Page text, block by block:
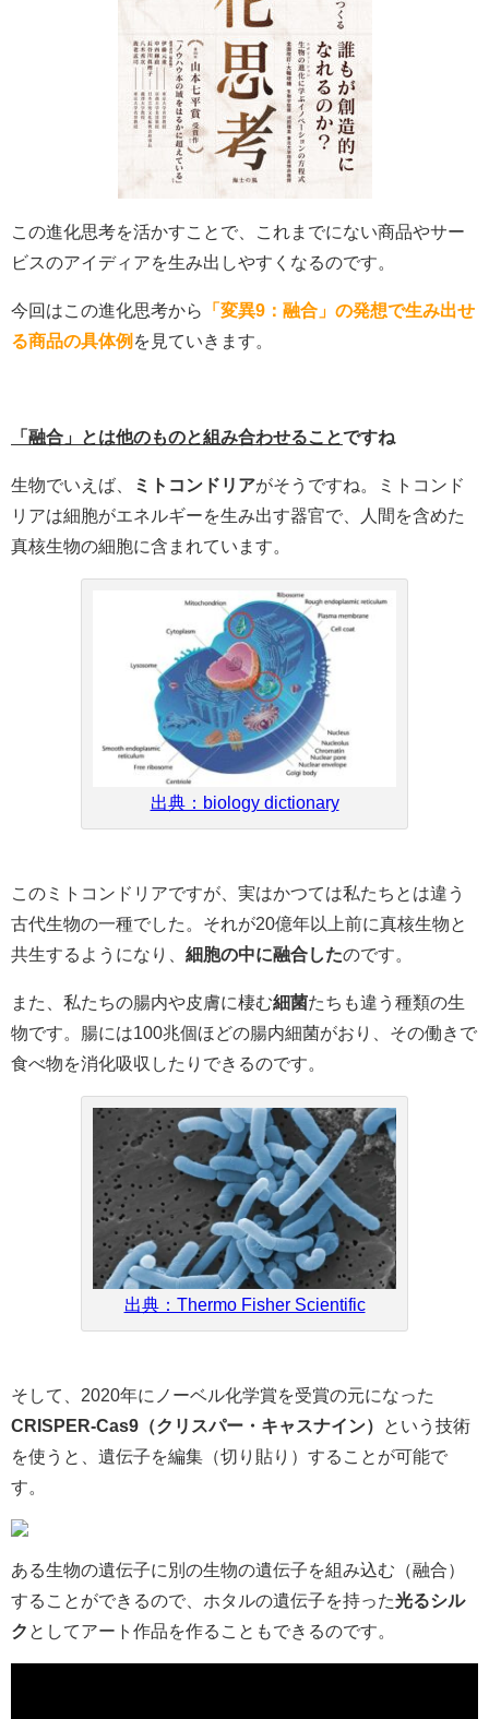
この進化思考を活かすことで、これまでにない商品やサー
ビスのアイディアを生み出しやすくなるのです。
今回はこの進化思考から
「変異9：融合」の発想で生み出せ
る商品の具体例 を見ていきます。
「融合」とは他のものと組み合わせることですね
生物でいえば、 ミトコンドリアがそうですね。ミトコンド
リアは細胞がエネルギーを生み出す器官で、人間を含めた
真核生物の細胞に含まれています。
出典：biology dictionary
このミトコンドリアですが、実はかつては私たちとは違う
古代生物の一種でした。それが20億年以上前に真核生物と
共生するようになり、 細胞の中に融合したのです。
また、私たちの腸内や皮膚に棲む細菌たちも違う種類の生
物です。腸には100兆個ほどの腸内細菌がおり、その働きで
食べ物を消化吸収したりできるのです。
出典：Thermo Fisher Scientific
そして、2020年にノーベル化学賞を受賞の元になった
CRISPER-Cas9（クリスパー・キャスナイン）
という技術
を使うと、遺伝子を編集（切り貼り）することが可能で
す。
ある生物の遺伝子に別の生物の遺伝子を組み込む（融合）
することができるので、ホタルの遺伝子を持った光るシル
ク としてアート作品を作ることもできるのです。